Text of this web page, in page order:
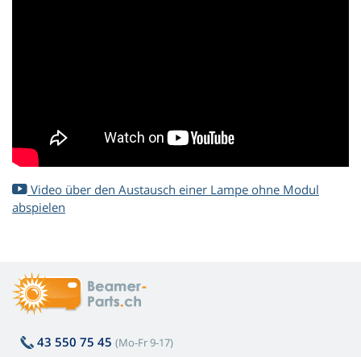
Video über den Austausch einer Lampe ohne Modul
abspielen
43 550 75 45 (Mo-Fr 9-17)